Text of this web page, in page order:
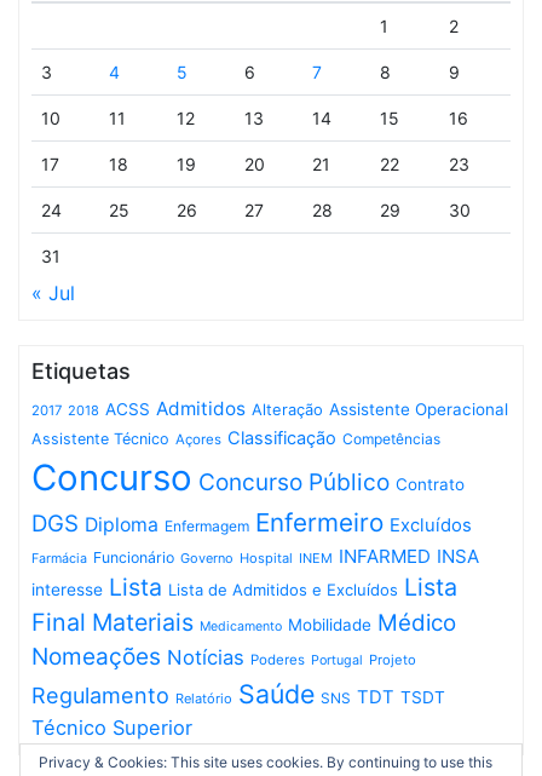
1 2
3 4 5 6 7 8 9
10 11 12 13 14 15 16
17 18 19 20 21 22 23
24 25 26 27 28 29 30
31
« Jul
Etiquetas
2017 2018 ACSS Admitidos Alteração Assistente Operacional
Assistente Técnico Açores Classificação Competências
Concurso Concurso Público Contrato
DGS Diploma Enfermagem Enfermeiro Excluídos
Farmácia Funcionário Governo Hospital INEM INFARMED INSA
interesse Lista Lista de Admitidos e Excluídos Lista
Final Materiais Medicamento Mobilidade Médico
Nomeações Notícias Poderes Portugal Projeto
Regulamento Relatório Saúde SNS TDT TSDT
Técnico Superior
Privacy & Cookies: This site uses cookies. By continuing to use this